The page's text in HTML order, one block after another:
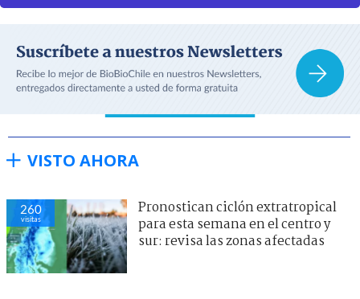
VISTO AHORA
260
visitas
Pronostican ciclón extratropical
para esta semana en el centro y
sur: revisa las zonas afectadas